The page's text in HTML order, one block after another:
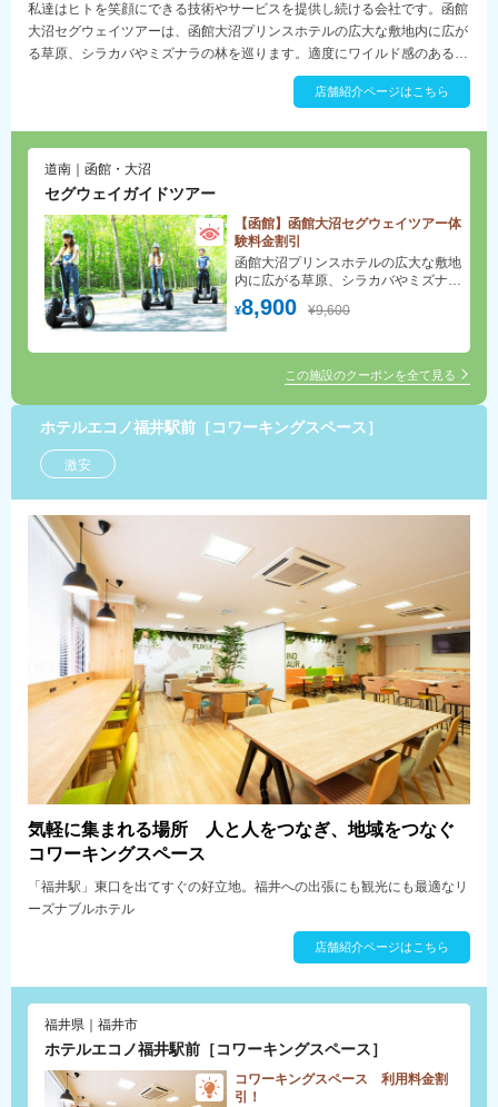
私達はヒトを笑顔にできる技術やサービスを提供し続ける会社です。函館
大沼セグウェイツアーは、函館大沼プリンスホテルの広大な敷地内に広が
る草原、シラカバやミズナラの林を巡ります。適度にワイルド感のあるト
レイルは初心者から上級者までゆったり楽しむことができます。運が良け
ればエゾリスやキタキツネに出会えたり、駒ヶ岳山麓の自然を満喫頂ける
店舗紹介ページはこちら
道南｜函館・大沼
セグウェイガイドツアー
【函館】函館大沼セグウェイツアー体
験料金割引
¥8,900 ¥9,600
函館大沼プリンスホテルの広大な敷地
内に広がる草原、シラカバやミズナラ
の林を巡るセグウェイツアー。駒ヶ岳
山麓の自然を満喫しよう！
この施設のクーポンを全て見る
ホテルエコノ福井駅前［コワーキングスペース］
激安
気軽に集まれる場所 人と人をつなぎ、地域をつなぐ
コワーキングスペース
「福井駅」東口を出てすぐの好立地。福井への出張にも観光にも最適なリ
ーズナブルホテル
店舗紹介ページはこちら
福井県｜福井市
ホテルエコノ福井駅前［コワーキングスペース］
コワーキングスペース 利用料金割
引！